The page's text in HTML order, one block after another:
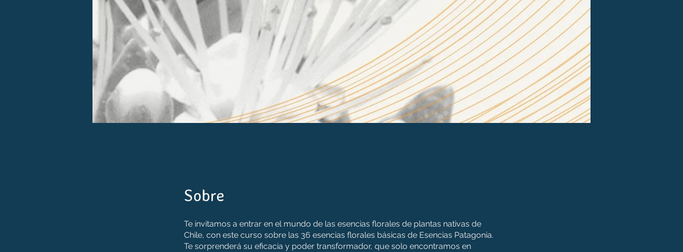
Sobre
Te invitamos a entrar en el mundo de las esencias florales de plantas nativas de
Chile, con este curso sobre las 36 esencias florales básicas de Esencias Patagonia.
Te sorprenderá su eficacia y poder transformador, que solo encontramos en